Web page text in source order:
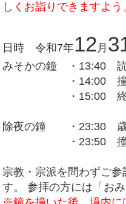
しくお詣りできますよう
日時 令和7年12 月
みそかの鐘 ・13:40 読
・14:00 撞きはじ
・15:00 終
除夜の鐘 ・23:30 歳
・23:50 撞き
宗教・宗派を問わずご
す。 参拝の方には「お